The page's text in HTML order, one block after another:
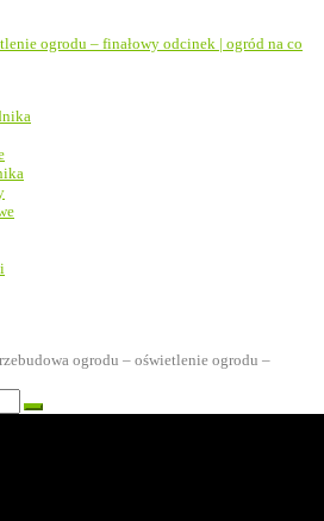
ogrodu – oświetlenie ogrodu –